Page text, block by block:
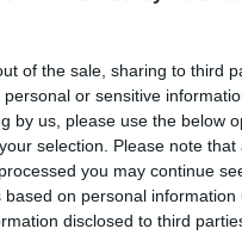
of the sale, sharing to third
or sensitive
by us, please use the below
selection. Please note that
you may continue
based on personal information
disclosed to third
a turizmus?
OLVASS TOVÁBB